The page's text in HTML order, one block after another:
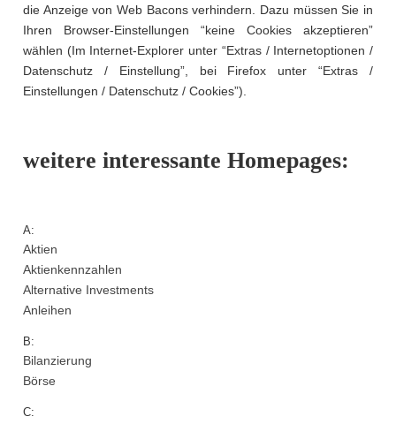
die Anzeige von Web Bacons verhindern. Dazu müssen Sie in
Ihren Browser-Einstellungen “keine Cookies akzeptieren”
wählen (Im Internet-Explorer unter “Extras / Internetoptionen /
Datenschutz / Einstellung”, bei Firefox unter “Extras /
Einstellungen / Datenschutz / Cookies”).
weitere interessante Homepages:
A:
Aktien
Aktienkennzahlen
Alternative Investments
Anleihen
B:
Bilanzierung
Börse
C: